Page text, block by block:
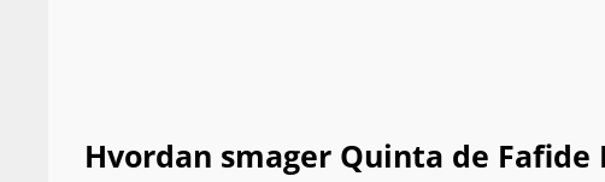
Hvordan smager Quinta de Fafide